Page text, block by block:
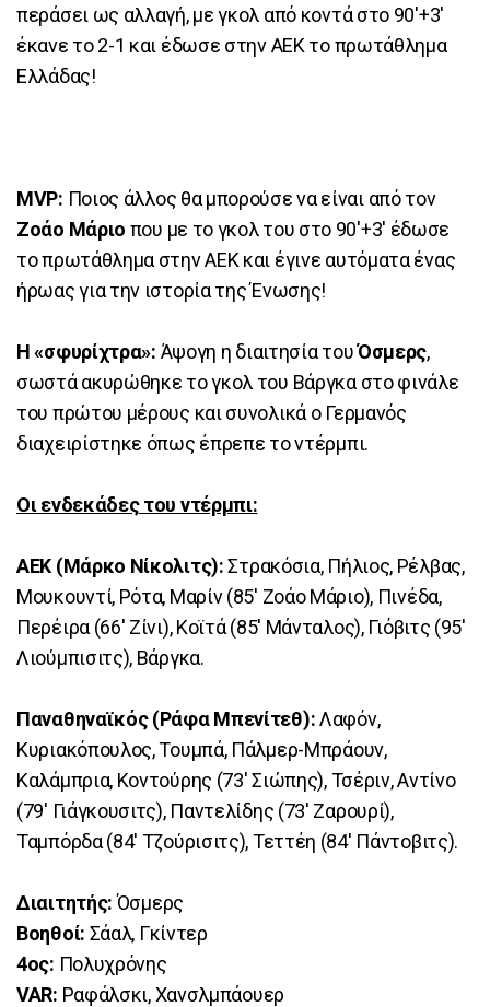
περάσει ως αλλαγή, με γκολ από κοντά στο 90'+3'
έκανε το 2-1 και έδωσε στην ΑΕΚ το πρωτάθλημα
Ελλάδας!
MVP: Ποιος άλλος θα μπορούσε να είναι από τον
Ζοάο Μάριο που με το γκολ του στο 90'+3' έδωσε
το πρωτάθλημα στην ΑΕΚ και έγινε αυτόματα ένας
ήρωας για την ιστορία της Ένωσης!
Η «σφυρίχτρα»: Άψογη η διαιτησία τουΌσμερς,
σωστά ακυρώθηκε το γκολ του Βάργκα στο φινάλε
του πρώτου μέρους και συνολικά ο Γερμανός
διαχειρίστηκε όπως έπρεπε το ντέρμπι.
Οι ενδεκάδες του ντέρμπι:
ΑΕΚ (Μάρκο Νίκολιτς):Στρακόσια, Πήλιος, Ρέλβας,
Μουκουντί, Ρότα, Μαρίν (85' Ζοάο Μάριο), Πινέδα,
Περέιρα (66' Ζίνι), Κοϊτά (85' Μάνταλος), Γιόβιτς (95'
Λιούμπισιτς), Βάργκα.
Παναθηναϊκός (Ράφα Μπενίτεθ):Λαφόν,
Κυριακόπουλος, Τουμπά, Πάλμερ-Μπράουν,
Καλάμπρια, Κοντούρης (73' Σιώπης), Τσέριν, Αντίνο
(79' Γιάγκουσιτς), Παντελίδης (73' Ζαρουρί),
Ταμπόρδα (84' Τζούρισιτς), Τεττέη (84' Πάντοβιτς).
Διαιτητής:Όσμερς
Βοηθοί: Σάαλ, Γκίντερ
4ος: Πολυχρόνης
VAR: Ραφάλσκι, Χανσλμπάουερ